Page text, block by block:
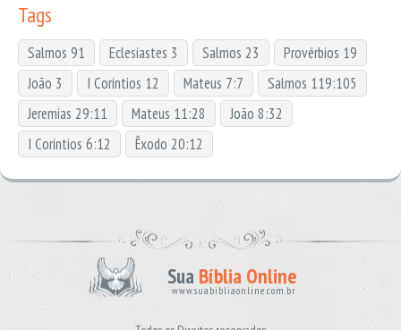
Tags
Salmos 91 Eclesiastes 3 Salmos 23
Provérbios 19
João 3
I Coríntios 12 Mateus 7:7
Salmos 119:105
Jeremias 29:11
Mateus 11:28
João 8:32
I Coríntios 6:12
Êxodo 20:12
Sua Bíblia Online
www.suabibliaonline.com.br